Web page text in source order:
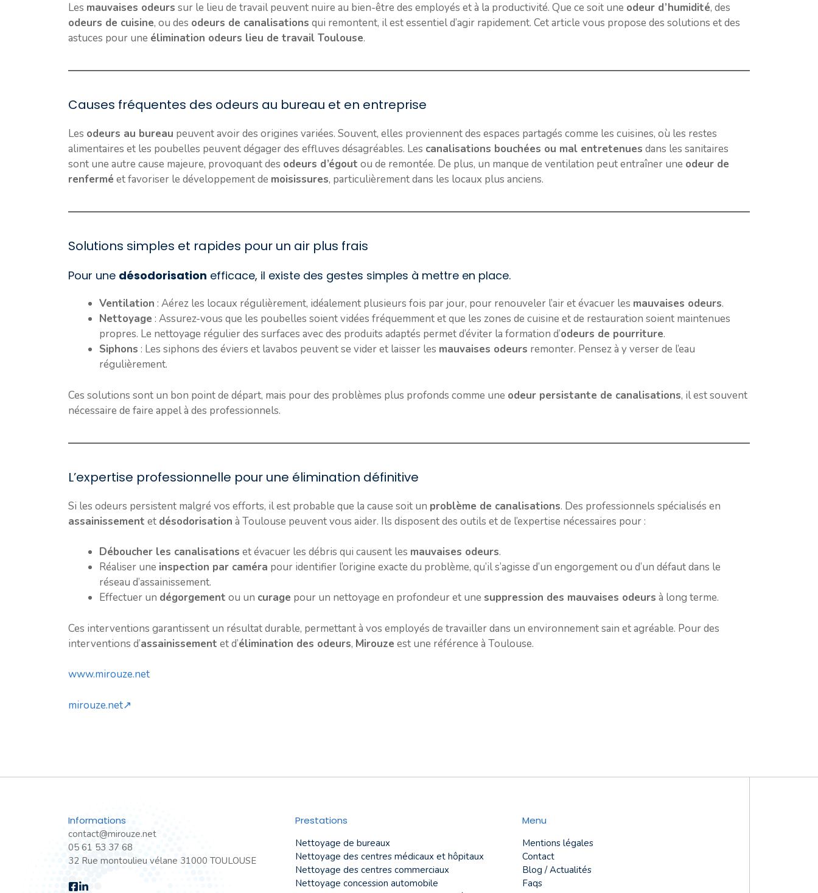
Les mauvaises odeurs sur le lieu de travail peuvent nuire au bien-être des employés et à la productivité. Que ce soit une odeur d’humidité, des
odeurs de cuisine, ou des odeurs de canalisations qui remontent, il est essentiel d’agir rapidement. Cet article vous propose des solutions et des
astuces pour une élimination odeurs lieu de travail Toulouse.
Causes fréquentes des odeurs au bureau et en entreprise
Les odeurs au bureau peuvent avoir des origines variées. Souvent, elles proviennent des espaces partagés comme les cuisines, où les restes
alimentaires et les poubelles peuvent dégager des effluves désagréables. Les canalisations bouchées ou mal entretenues dans les sanitaires
sont une autre cause majeure, provoquant des odeurs d’égout ou de remontée. De plus, un manque de ventilation peut entraîner une odeur de
renfermé et favoriser le développement de moisissures, particulièrement dans les locaux plus anciens.
Solutions simples et rapides pour un air plus frais
Pour une désodorisation efficace, il existe des gestes simples à mettre en place.
Ventilation : Aérez les locaux régulièrement, idéalement plusieurs fois par jour, pour renouveler l’air et évacuer les mauvaises odeurs.
Nettoyage : Assurez-vous que les poubelles soient vidées fréquemment et que les zones de cuisine et de restauration soient maintenues
propres. Le nettoyage régulier des surfaces avec des produits adaptés permet d’éviter la formation d’odeurs de pourriture.
Siphons : Les siphons des éviers et lavabos peuvent se vider et laisser les mauvaises odeurs remonter. Pensez à y verser de l’eau
régulièrement.
Ces solutions sont un bon point de départ, mais pour des problèmes plus profonds comme une odeur persistante de canalisations, il est souvent
nécessaire de faire appel à des professionnels.
L’expertise professionnelle pour une élimination définitive
Si les odeurs persistent malgré vos efforts, il est probable que la cause soit un problème de canalisations. Des professionnels spécialisés en
assainissement et désodorisation à Toulouse peuvent vous aider. Ils disposent des outils et de l’expertise nécessaires pour :
Déboucher les canalisations et évacuer les débris qui causent les mauvaises odeurs.
Réaliser une inspection par caméra pour identifier l’origine exacte du problème, qu’il s’agisse d’un engorgement ou d’un défaut dans le
réseau d’assainissement.
Effectuer un dégorgement ou un curage pour un nettoyage en profondeur et une suppression des mauvaises odeurs à long terme.
Ces interventions garantissent un résultat durable, permettant à vos employés de travailler dans un environnement sain et agréable. Pour des
interventions d’assainissement et d’élimination des odeurs, Mirouze est une référence à Toulouse.
www.mirouze.net
mirouze.net↗
Informations
contact@mirouze.net
05 61 53 37 68
32 Rue montoulieu vélane 31000 TOULOUSE
Prestations
Nettoyage de bureaux
Nettoyage des centres médicaux et hôpitaux
Nettoyage des centres commerciaux
Nettoyage concession automobile
Menu
Mentions légales
Contact
Blog / Actualités
Faqs